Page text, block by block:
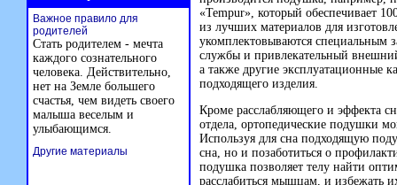
«Tempur», который обеспечивает
из лучших материалов для
укомплектовываются специальным
службы и привлекательный
а также другие эксплуатационные
подходящего изделия.
Кроме расслабляющего и эффекта
отдела, ортопедические подушки
Используя для сна подходящую
сна, но и позаботиться о
подушка позволяет телу найти
расслабиться мышцам, и избежать
Важное правило для
родителей
Стать родителем - мечта
каждого сознательного
человека. Действительно,
нет на Земле большего
счастья, чем видеть своего
малыша веселым и
улыбающимся.
Другие материалы